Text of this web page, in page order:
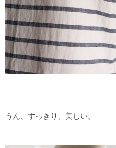
うん、すっきり、美しい。